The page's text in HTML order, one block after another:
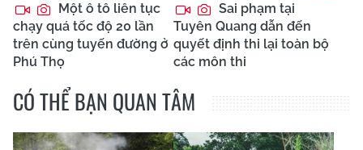
Một ô tô liên tục
chạy quá tốc độ 20 lần
trên cùng tuyến đường ở
Phú Thọ
Sai phạm tại
Tuyên Quang dẫn đến
quyết định thi lại toàn bộ
các môn thi
CÓ THỂ BẠN QUAN TÂM